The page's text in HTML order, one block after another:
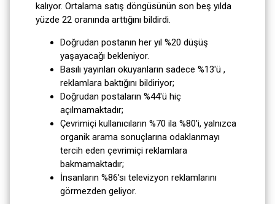
kalıyor. Ortalama satış döngüsünün son beş yılda
yüzde 22 oranında arttığını bildirdi.
Doğrudan postanın her yıl %20 düşüş
yaşayacağı bekleniyor.
Basılı yayınları okuyanların sadece %13'ü ,
reklamlara baktığını bildiriyor;
Doğrudan postaların %44'ü hiç
açılmamaktadır;
Çevrimiçi kullanıcıların %70 ila %80'i, yalnızca
organik arama sonuçlarına odaklanmayı
tercih eden çevrimiçi reklamlara
bakmamaktadır;
İnsanların %86'sı televizyon reklamlarını
görmezden geliyor.